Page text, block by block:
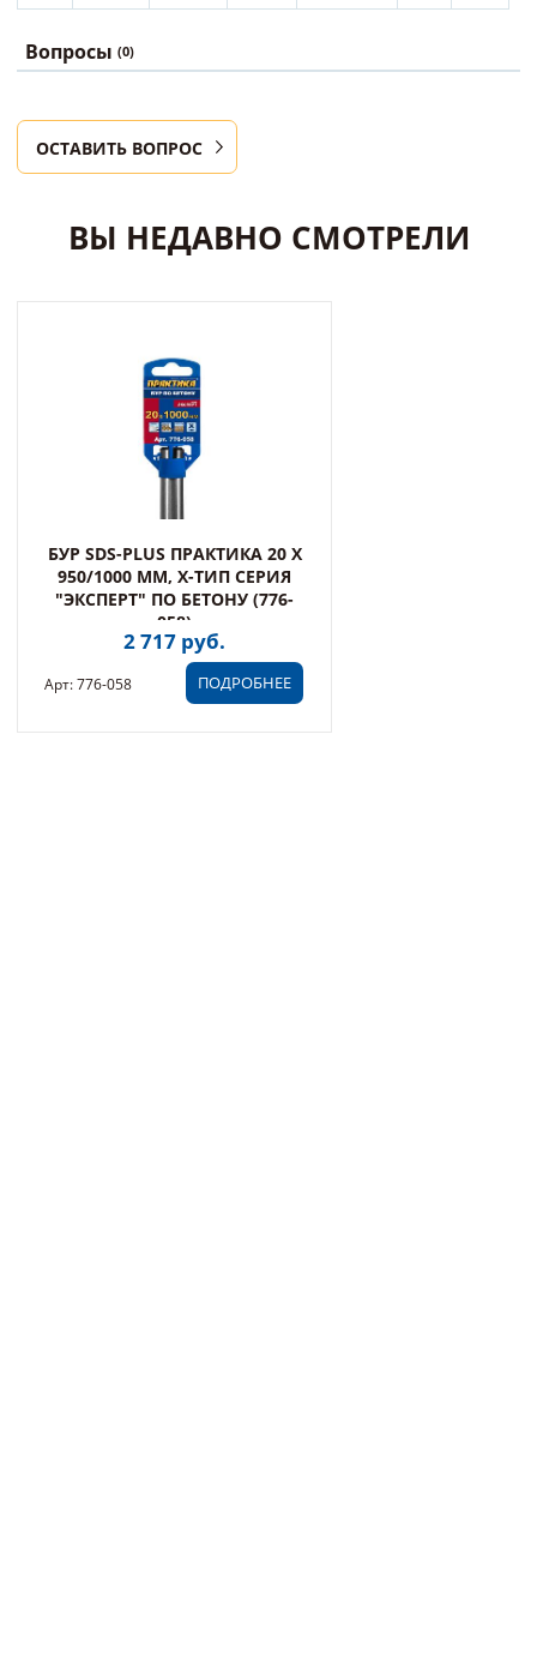
Вопросы (0)
ОСТАВИТЬ ВОПРОС
ВЫ НЕДАВНО СМОТРЕЛИ
БУР SDS-PLUS ПРАКТИКА 20 Х
950/1000 ММ, Х-ТИП СЕРИЯ
"ЭКСПЕРТ" ПО БЕТОНУ (776-
058)
2 717 руб.
ПОДРОБНЕЕ
Арт: 776-058